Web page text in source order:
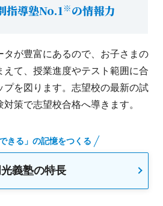
指導塾No.1※の情報力
タが豊富にあるので、お子さまの
えて、授業進度やテスト範囲に合
プを図ります。志望校の最新の試
策で志望校合格へ導きます。
できる」の記憶をつくる
義塾の特長